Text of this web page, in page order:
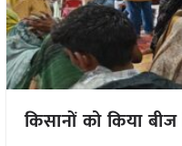
किसानों को किया